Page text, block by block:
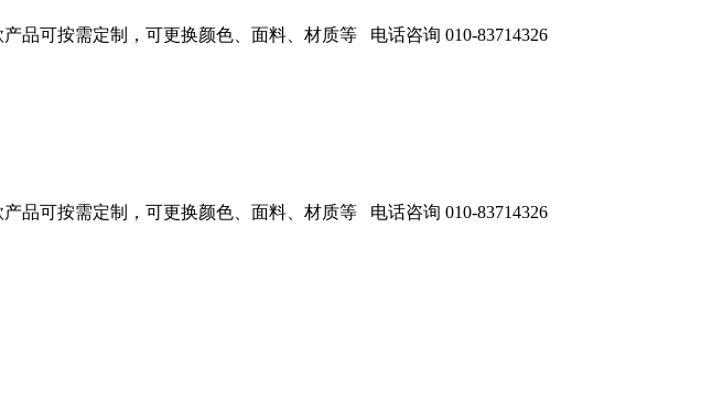
品可按需定制，可更换颜色、面料、材质等 电话咨询 010-83714326
品可按需定制，可更换颜色、面料、材质等 电话咨询 010-83714326